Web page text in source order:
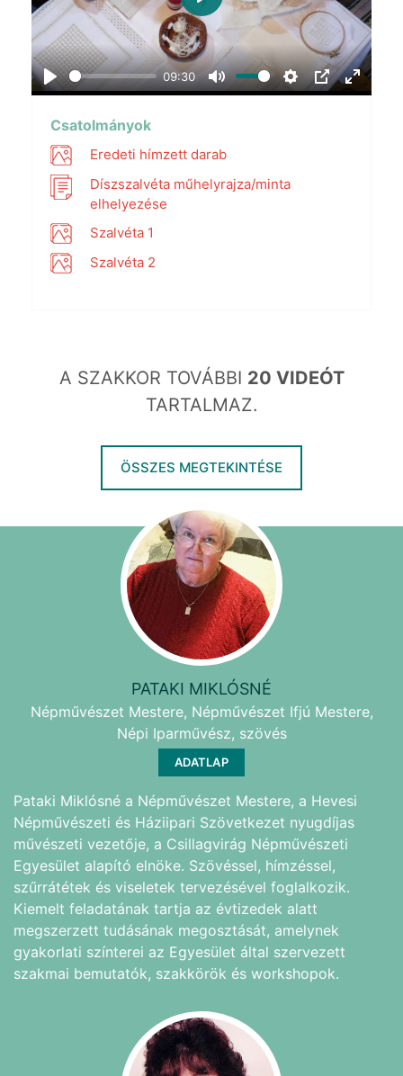
Play
09:30
Mute Settings
PIP Enter
Play
Csatolmányok
Eredeti hímzett darab
Díszszalvéta műhelyrajza/minta
elhelyezése
Szalvéta 1
Szalvéta 2
A SZAKKOR TOVÁBBI 20 VIDEÓT
TARTALMAZ.
ÖSSZES MEGTEKINTÉSE
PATAKI MIKLÓSNÉ
Népművészet Mestere, Népművészet Ifjú Mestere,
Népi Iparművész, szövés
ADATLAP
Pataki Miklósné a Népművészet Mestere, a Hevesi
Népművészeti és Háziipari Szövetkezet nyugdíjas
művészeti vezetője, a Csillagvirág Népművészeti
Egyesület alapító elnöke. Szövéssel, hímzéssel,
szűrrátétek és viseletek tervezésével foglalkozik.
Kiemelt feladatának tartja az évtizedek alatt
megszerzett tudásának megosztását, amelynek
gyakorlati színterei az Egyesület által szervezett
szakmai bemutatók, szakkörök és workshopok.